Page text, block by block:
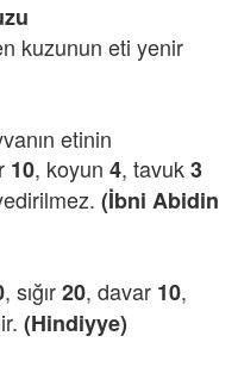
kuzunun eti yenir
etinin
10, koyun 4, tavuk3
(İbni Abidin
, sığır20, davar 10,
(Hindiyye)